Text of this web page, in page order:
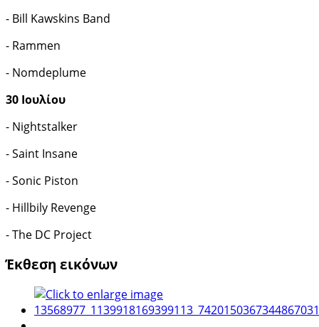
- Bill Kawskins Band
- Rammen
- Nomdeplume
30 Ιουλίου
- Nightstalker
- Saint Insane
- Sonic Piston
- Hillbily Revenge
- The DC Project
Έκθεση εικόνων